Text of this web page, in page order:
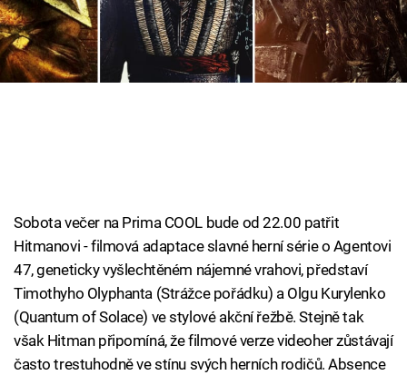
Cool Esport
Pořady
Sledujte nás
Sobota večer na Prima COOL bude od 22.00 patřit
Hitmanovi - filmová adaptace slavné herní série o Agentovi
47, geneticky vyšlechtěném nájemné vrahovi, představí
Timothyho Olyphanta (Strážce pořádku) a Olgu Kurylenko
(Quantum of Solace) ve stylové akční řežbě. Stejně tak
však Hitman připomíná, že filmové verze videoher zůstávají
často trestuhodně ve stínu svých herních rodičů. Absence